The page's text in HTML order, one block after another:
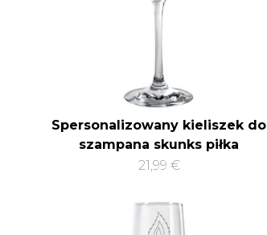
Spersonalizowany kieliszek do
szampana skunks piłka
21,99 €